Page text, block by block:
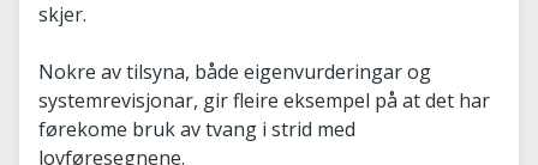
skjer.
Nokre av tilsyna, både eigenvurderingar og
systemrevisjonar, gir fleire eksempel på at det har
førekome bruk av tvang i strid med
lovføresegnene.